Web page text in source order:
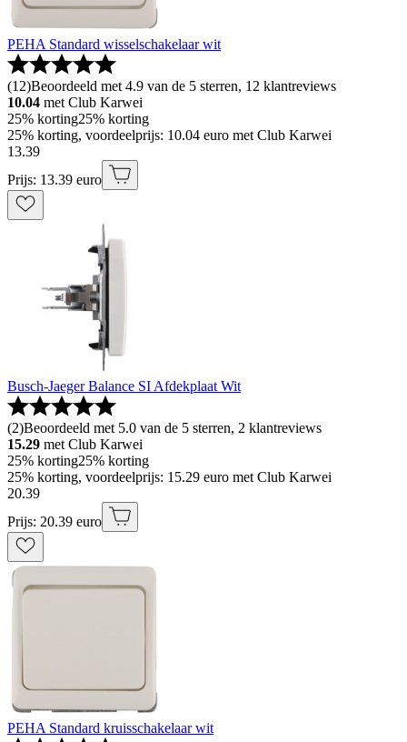
PEHA Standard wisselschakelaar wit
(12)Beoordeeld met 4.9 van de 5 sterren, 12 klantreviews
10.04 met Club Karwei
25% korting25% korting
25% korting, voordeelprijs: 10.04 euro met Club Karwei
13.39
Prijs: 13.39 euro
Busch-Jaeger Balance SI Afdekplaat Wit
(2)Beoordeeld met 5.0 van de 5 sterren, 2 klantreviews
15.29 met Club Karwei
25% korting25% korting
25% korting, voordeelprijs: 15.29 euro met Club Karwei
20.39
Prijs: 20.39 euro
PEHA Standard kruisschakelaar wit